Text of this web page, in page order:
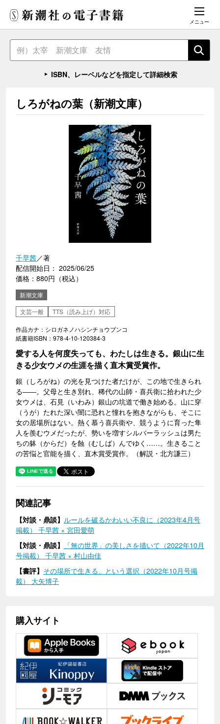
メニュー
ISBN、レーベルなどを指定して詳細検索
しろがねの葉（新潮文庫）
千早茜／著
配信開始日： 2025/06/25
価格：880円（税込）
新潮文庫
文芸一般
TTS（読み上げ）対応
作品カナ：シロガネノハシンチョウブンコ
紙書籍ISBN：978-4-10-120384-3
愛する人を何度失っても、わたしは生きる。銀山に生
きる少女ウメの生涯を描く直木賞受賞作。
銀（しろがね）の光を見つけた者だけが、この地で生きられ
る――。父母と生き別れ、稀代の山師・喜兵衛に拾われた少
女ウメは、石見（いわみ）銀山の坑道で働き始める。山に穿
（うが）たれた深い闇に恐れと憧れを抱きながらも、そこに
女の居場所はない。熱く慕う喜兵衛や、競うように育った隼
人を羨むウメだったが、勢いを増すシルバーラッシュは男た
ちの躰（からだ）を蝕（むしば）んでゆく……。生きること
の苦悩と官能を描く、直木賞受賞作。（解説・北方謙三）
関連記事
【対談・鼎談】 ルールを破るかわいい不良に（2023年4月号
掲載） 千早茜 × 宮田愛萌
【対談・鼎談】
「無の世界」の美しさを描いて（2022年10月
号掲載） 千早茜 × 村山由佳
【書評】 その場所で生きる、という選択（2022年10月号掲
載） 大矢博子
購入サイト